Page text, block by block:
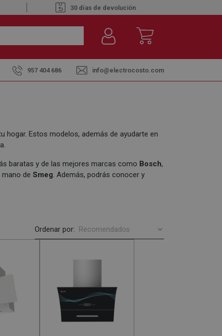
30 días de devolución
957 404 686 info@electrocosto.com
hogar. Estos modelos, además de ayudarte en
baratas y de las mejores marcas como Bosch,
de Smeg. Además, podrás conocer y
Ordenar por: